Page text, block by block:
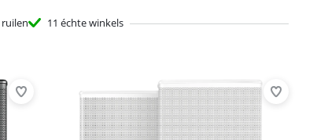
ruilen 11 échte winkels